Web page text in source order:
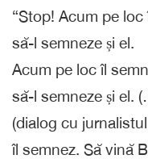
“Stop! Acum pe
să-l semneze și el.
Acum pe loc îl
să-l semneze și el.
(dialog cu
îl semnez. Să vină